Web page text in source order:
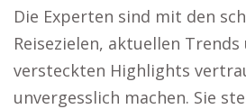
Die Experten sind mit den
Reisezielen, aktuellen Trends
versteckten Highlights
unvergesslich machen. Sie